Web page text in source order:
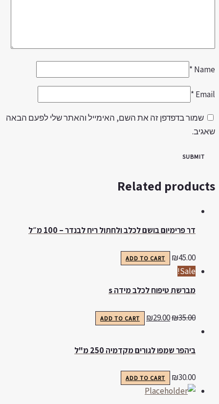
*
*
שמור בדפדפן זה את השם, האימייל והאתר שלי לפעם הבאה
Related
דר פרימיום בושם לכלב ולחתול ריח לבנדר – 100 מ״ל
₪45.00
ADD TO CART
Sale!
מברשת טיפוח לכלב מידה s
₪35.00
₪29.00
ADD TO CART
ביהפר שמפו לגורים מקדמיה 250 מ"ל
₪30.00
ADD TO CART